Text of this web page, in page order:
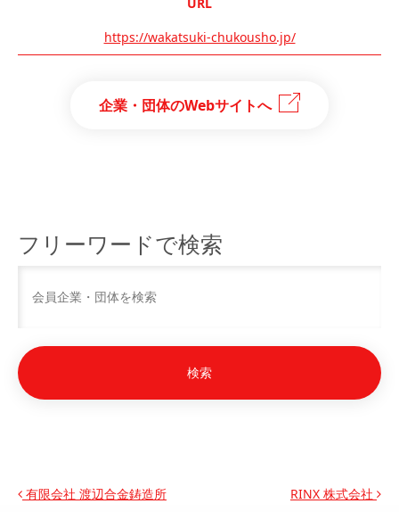
https://wakatsuki-chukousho.jp/
企業・団体のWebサイトへ
フリーワードで検索
投稿ナビゲーション
有限会社 渡辺合金鋳造所 RINX 株式会社